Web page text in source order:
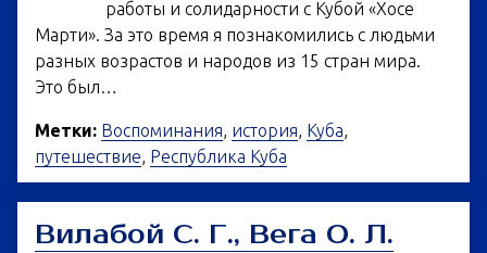
работы и солидарности с Кубой «Хосе
Марти». За это время я познакомились с людьми
разных возрастов и народов из 15 стран мира.
Это был…
Метки: Воспоминания, история, Куба,
путешествие, Республика Куба
Вилабой С. Г., Вега О. Л.